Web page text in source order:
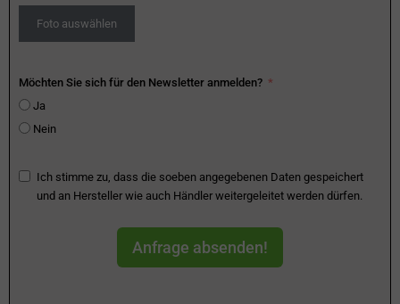
Foto auswählen
Möchten Sie sich für den Newsletter anmelden?
Ja
Nein
Ich stimme zu, dass die soeben angegebenen Daten gespeichert
und an Hersteller wie auch Händler weitergeleitet werden dürfen.
Anfrage absenden!